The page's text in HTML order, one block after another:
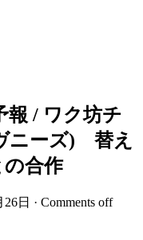
報 / ワク坊チ
ニーズ) 替え
の合作
26日 · Comments off